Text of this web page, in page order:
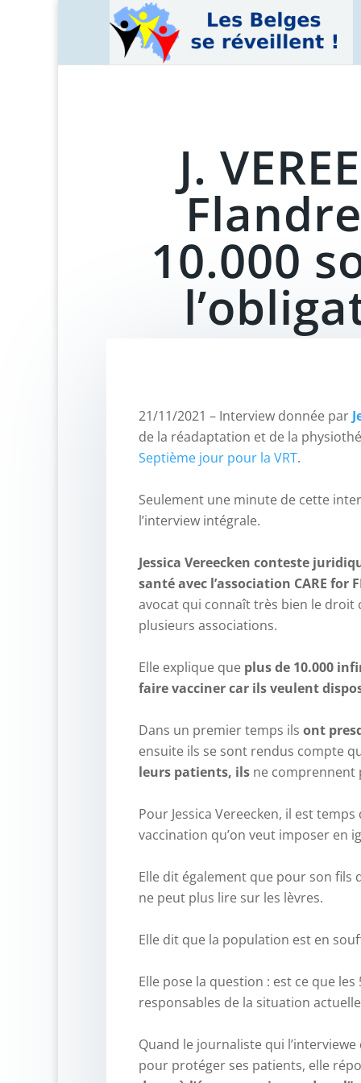
J.
10.000
21/11/2021 – Interview donnée par
de la réadaptation et de la
Septième jour pour la VRT.
Seulement une minute de cette
l’interview intégrale.
Jessica Vereecken conteste
santé avec l’association CARE for
avocat qui connaît très bien le droit
plusieurs associations.
Elle explique que plus de 10.000
faire vacciner car ils veulent
Dans un premier temps ils ont
ensuite ils se sont rendus compte
leurs patients, ils ne comprennent
Pour Jessica Vereecken, il est
vaccination qu’on veut imposer en
Elle dit également que pour son fils
ne peut plus lire sur les lèvres.
Elle dit que la population est en
Elle pose la question : est ce que
responsables de la situation
Quand le journaliste qui
pour protéger ses patients, elle